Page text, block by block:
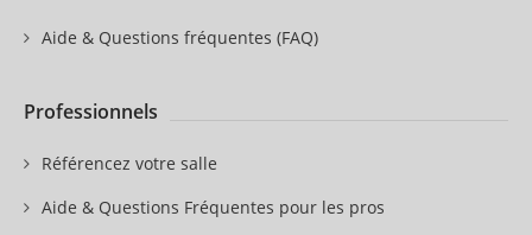
Aide & Questions fréquentes (FAQ)
Professionnels
Référencez votre salle
Aide & Questions Fréquentes pour les pros